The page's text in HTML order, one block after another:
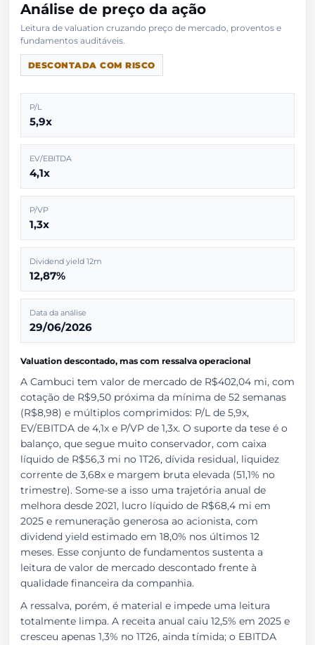
Análise de preço da ação
Leitura de valuation cruzando preço de mercado, proventos e
DESCONTADA COM RISCO
P/L
5,9x
EV/EBITDA
4,1x
P/VP
1,3x
Dividend yield 12m
12,87%
Data da análise
29/06/2026
Valuation descontado, mas com ressalva operacional
A Cambuci tem valor de mercado de R$402,04 mi, com
cotação de R$9,50 próxima da mínima de 52 semanas
(R$8,98) e múltiplos comprimidos: P/L de 5,9x,
EV/EBITDA de 4,1x e P/VP de 1,3x. O suporte da tese é o
balanço, que segue muito conservador, com caixa
líquido de R$56,3 mi no 1T26, dívida residual, liquidez
corrente de 3,68x e margem bruta elevada (51,1% no
trimestre). Some-se a isso uma trajetória anual de
melhora desde 2021, lucro líquido de R$68,4 mi em
2025 e remuneração generosa ao acionista, com
dividend yield estimado em 18,0% nos últimos 12
meses. Esse conjunto de fundamentos sustenta a
leitura de valor de mercado descontado frente à
qualidade financeira da companhia.
A ressalva, porém, é material e impede uma leitura
totalmente limpa. A receita anual caiu 12,5% em 2025 e
cresceu apenas 1,3% no 1T26, ainda tímida; o EBITDA